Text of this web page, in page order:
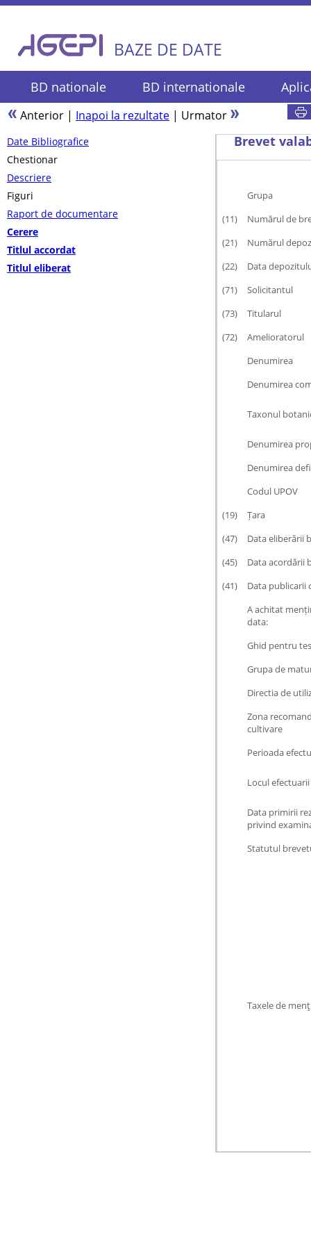
BAZE DE DATE
BD nationale BD internationale
Anterior | Inapoi la rezultate | Urmator
Date Bibliografice
Chestionar
Descriere
Figuri
Raport de documentare
Cerere
Titlul accordat
Titlul eliberat
Brevet
Grupa
(11)
Numărul de
(21)
Numărul
(22)
Data
(71)
Solicitantul
(73)
Titularul
(72)
Amelioratorul
Denumirea
Denumirea
Taxonul
Denumirea
Denumirea
Codul UPOV
(19)
Țara
(47)
Data eliberării
(45)
Data acordării
(41)
Data publicarii
A achitat
data:
Ghid pentru
Grupa de
Directia de
Zona
cultivare
Perioada
Locul
Data primirii
privind
Statutul
Taxele de